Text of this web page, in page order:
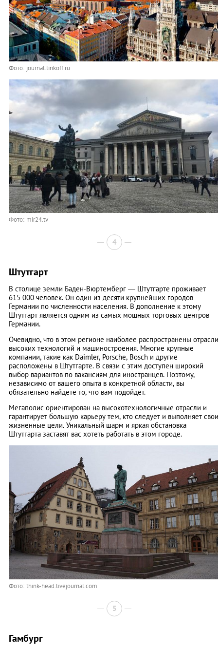
Фото: journal.tinkoff.ru
Фото: mir24.tv
4
Штутгарт
В столице земли Баден-Вюртемберг — Штутгарте проживает
615 000 человек. Он один из десяти крупнейших городов
Германии по численности населения. В дополнение к этому
Штутгарт является одним из самых мощных торговых центров
Германии.
Очевидно, что в этом регионе наиболее распространены отрасли
высоких технологий и машиностроения. Многие крупные
компании, такие как Daimler, Porsche, Bosch и другие
расположены в Штутгарте. В связи с этим доступен широкий
выбор вариантов по вакансиям для иностранцев. Поэтому,
независимо от вашего опыта в конкретной области, вы
обязательно найдете то, что вам подойдет.
Мегаполис ориентирован на высокотехнологичные отрасли и
гарантирует большую карьеру тем, кто следует и выполняет свои
жизненные цели. Уникальный шарм и яркая обстановка
Штутгарта заставят вас хотеть работать в этом городе.
Фото: think-head.livejournal.com
5
Гамбург